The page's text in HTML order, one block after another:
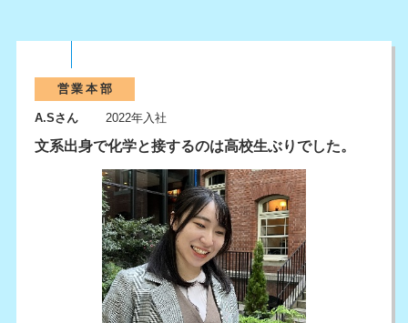
営業本部
A.Sさん 2022年入社
文系出身で化学と接するのは高校生ぶりでした。